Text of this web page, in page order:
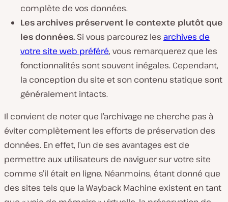
complète de vos données.
Les archives préservent le contexte plutôt que
les données. Si vous parcourez les archives de
votre site web préféré, vous remarquerez que les
fonctionnalités sont souvent inégales. Cependant,
la conception du site et son contenu statique sont
généralement intacts.
Il convient de noter que l’archivage ne cherche pas à
éviter complètement les efforts de préservation des
données. En effet, l’un de ses avantages est de
permettre aux utilisateurs de naviguer sur votre site
comme s’il était en ligne. Néanmoins, étant donné que
des sites tels que la Wayback Machine existent en tant